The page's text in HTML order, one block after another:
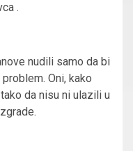
.
nudili samo da bi
Oni, kako
da nisu ni ulazili u